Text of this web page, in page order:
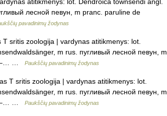
лесной певун, m pranc. paruline de
pavadinimų žodynas
sritis zoologija | vardynas atitikmenys: lot.
m rus. пугливый лесной певун, m
–… …
Paukščių pavadinimų žodynas
T sritis zoologija | vardynas atitikmenys: lot.
m rus. пугливый лесной певун, m
–… …
Paukščių pavadinimų žodynas